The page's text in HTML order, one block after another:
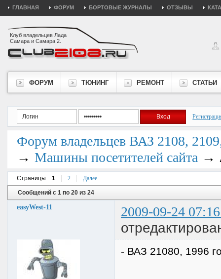
ГЛАВНАЯ ФОРУМ БОРТОВЫЕ ЖУРНАЛЫ ОТЗЫВЫ
Клуб владельцев Лада
Самара и Самара 2.
ФОРУМ ТЮНИНГ РЕМОНТ СТАТЬИ
Форум владельцев ВАЗ 2108,
→ Машины посетителей сайта →
Страницы 1 2 Далее
Сообщений с 1 по 20 из 24
easyWest-11 2009-09-24
- ВАЗ 21080, 1996